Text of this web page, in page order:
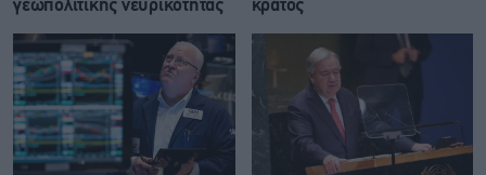
γεωπολιτικής νευρικότητας
κράτος